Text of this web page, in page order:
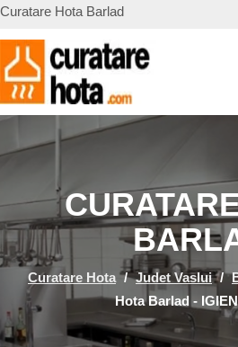
Curatare Hota Barlad
Curatare Hota / Judet Vaslui /
Hota Barlad -